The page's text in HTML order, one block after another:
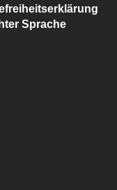
Sprache